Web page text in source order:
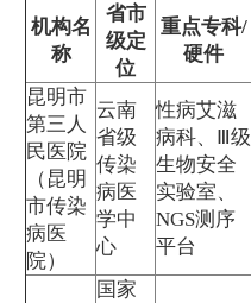
机构名
称
省市
级定
位
重点专科/
硬件
昆明市
第三人
民医院
（昆明
市传染
病医
院）
云南
省级
传染
病医
学中
心
性病艾滋
病科、Ⅲ级
生物安全
实验室、
NGS测序
平台
国家